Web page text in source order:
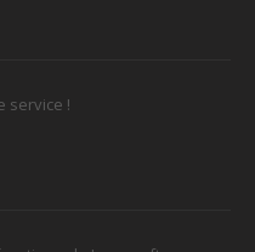
service !